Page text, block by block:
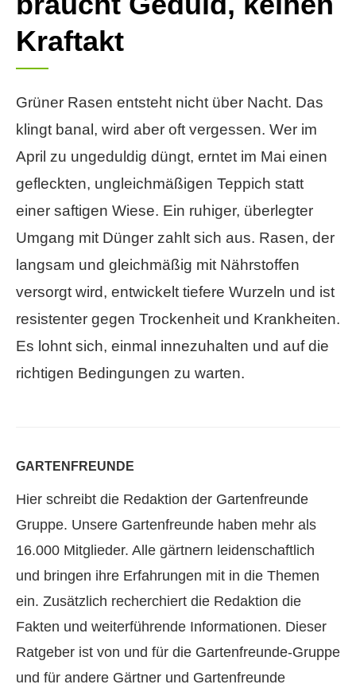
Kraftakt
Grüner Rasen entsteht nicht über Nacht. Das
klingt banal, wird aber oft vergessen. Wer im
April zu ungeduldig düngt, erntet im Mai einen
gefleckten, ungleichmäßigen Teppich statt
einer saftigen Wiese. Ein ruhiger, überlegter
Umgang mit Dünger zahlt sich aus. Rasen, der
langsam und gleichmäßig mit Nährstoffen
versorgt wird, entwickelt tiefere Wurzeln und ist
resistenter gegen Trockenheit und Krankheiten.
Es lohnt sich, einmal innezuhalten und auf die
richtigen Bedingungen zu warten.
GARTENFREUNDE
Hier schreibt die Redaktion der Gartenfreunde
Gruppe. Unsere Gartenfreunde haben mehr als
16.000 Mitglieder. Alle gärtnern leidenschaftlich
und bringen ihre Erfahrungen mit in die Themen
ein. Zusätzlich recherchiert die Redaktion die
Fakten und weiterführende Informationen. Dieser
Ratgeber ist von und für die Gartenfreunde-Gruppe
und für andere Gärtner und Gartenfreunde